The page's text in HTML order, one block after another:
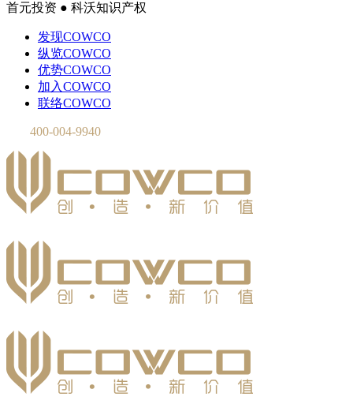
首元投资 ● 科沃知识产权
发现COWCO
纵览COWCO
优势COWCO
加入COWCO
联络COWCO
400-004-9940